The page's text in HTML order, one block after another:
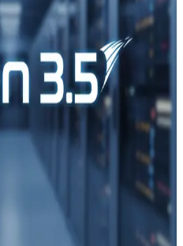
2026）に、Alibaba Group
リリースした。同社
に向けて位置付けられた、
機能を備えるモデルであ
トの大幅な向上に関する主
ラウドベンダーからの迅速な
は、ホスト型の API アクセ
開発者向けの選択肢であ
て本モデルの Day-0 GPU
は、同じホリデー期間
た主要な国内競合の一つで
クや統合スタイルにおける
置付けられている。